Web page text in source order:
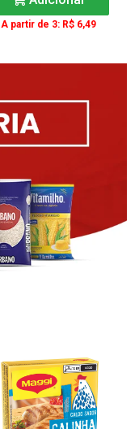
A partir de 3: R$ 6,49